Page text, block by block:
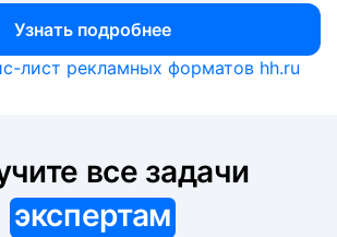
Узнать подробнее
лист рекламных форматов hh.ru
экспертам